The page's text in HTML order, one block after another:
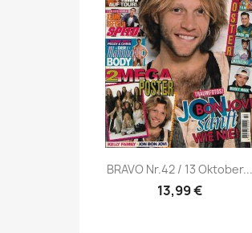
Vorschau
BRAVO Nr.42 / 13 Oktober...
13,99 €